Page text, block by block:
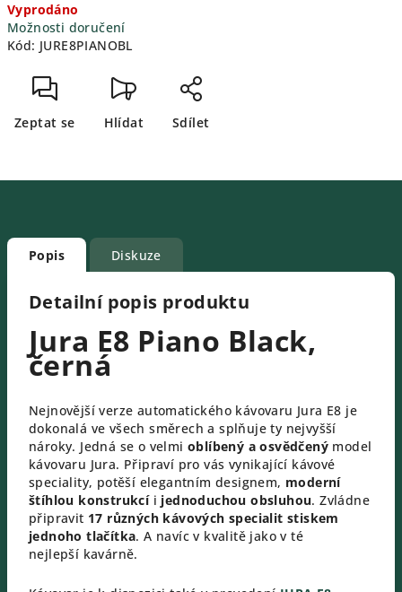
cena:
Vyprodáno
Možnosti doručení
Kód: JURE8PIANOBL
Zeptat se Hlídat Sdílet
Popis Diskuze
Detailní popis produktu
Jura E8 Piano Black,
černá
Nejnovější verze automatického kávovaru Jura E8 je
dokonalá ve všech směrech a splňuje ty nejvyšší
nároky. Jedná se o velmi oblíbený a osvědčený model
kávovaru Jura. Připraví pro vás vynikající kávové
speciality, potěší elegantním designem, moderní
štíhlou konstrukcíi jednoduchou obsluhou. Zvládne
připravit 17 různých kávových specialit stiskem
jednoho tlačítka. A navíc v kvalitě jako v té
nejlepší kavárně.